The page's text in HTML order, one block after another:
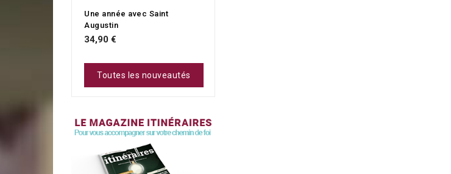
Une année avec Saint
Augustin
34,90 €
Toutes les nouveautés